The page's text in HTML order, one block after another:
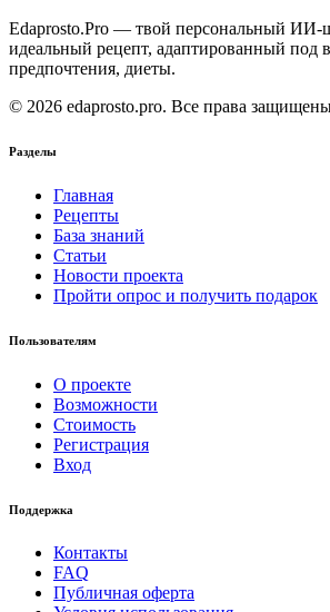
Edaprosto.Pro — твой персональный ИИ-
идеальный рецепт, адаптированный под
предпочтения, диеты.
© 2026 edaprosto.pro. Все права
Разделы
Главная
Рецепты
База знаний
Статьи
Новости проекта
Пройти опрос и получить подарок
Пользователям
О проекте
Возможности
Стоимость
Регистрация
Вход
Поддержка
Контакты
FAQ
Публичная оферта